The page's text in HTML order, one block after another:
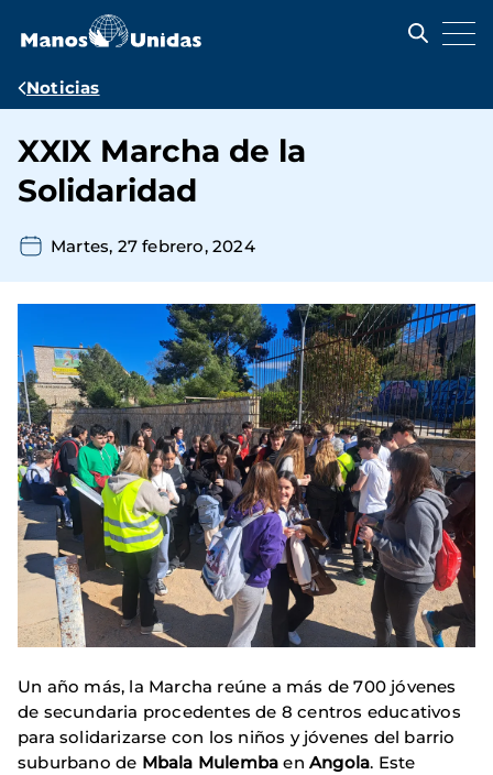
contenido
Ruta
navegación
Noticias
XXIX Marcha de la
Solidaridad
Martes, 27 febrero, 2024
Un año más, la Marcha reúne a más de 700 jóvenes
de secundaria procedentes de 8 centros educativos
para solidarizarse con los niños y jóvenes del barrio
suburbano de Mbala Mulemba enAngola. Este